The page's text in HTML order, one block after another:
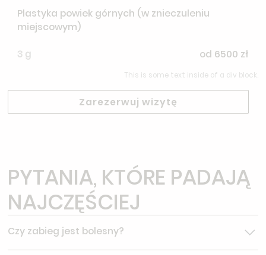
Plastyka powiek górnych (w znieczuleniu
miejscowym)
3 g
This is some text inside of a div block.
od 6500 zł
Zarezerwuj wizytę
PYTANIA, KTÓRE PADAJĄ
NAJCZĘŚCIEJ
Czy zabieg jest bolesny?